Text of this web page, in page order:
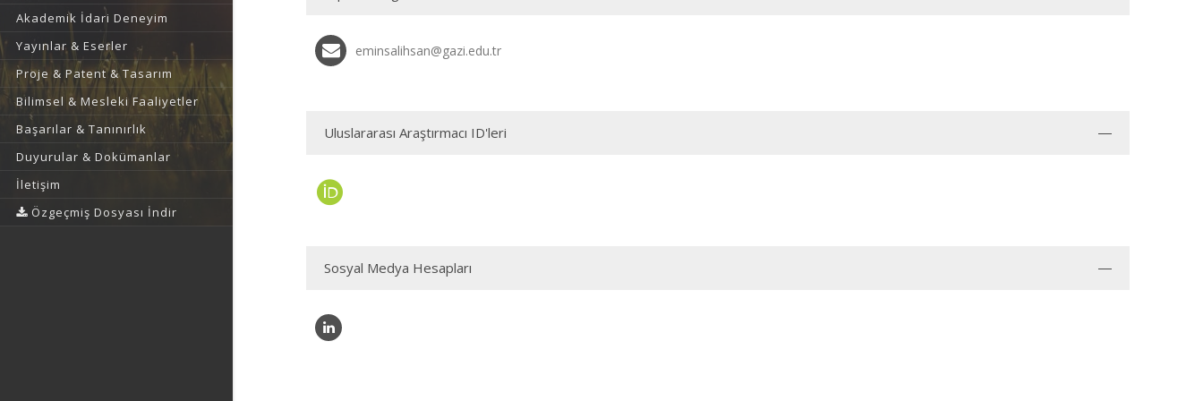
Akademik İdari Deneyim
Yayınlar & Eserler
Proje & Patent & Tasarım
Bilimsel & Mesleki Faaliyetler
Başarılar & Tanınırlık
Duyurular & Dokümanlar
İletişim
Özgeçmiş Dosyası İndir
eminsalihsan@gazi.edu.tr
Uluslararası Araştırmacı ID'leri
Sosyal Medya Hesapları